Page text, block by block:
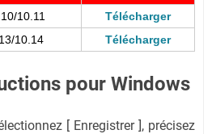
10.11
Télécharger
10.14
Télécharger
pour Windows
[ Enregistrer ], précisez